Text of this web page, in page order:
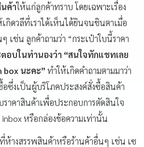
ค้าให้แก่ลูกค้าทราบ โดยเฉพาะเรื่อง
กิดวลีที่เราได้เห็นได้ยินจนชินตาเมื่อ
เช่น ลูกค้าถามว่า “กระเป๋าใบนี้ราคา
อบในทำนองว่า “สนใจทักแชทเลย
box นะคะ” ทำให้เกิดคำถามตามมาว่า
อซึ่งเป็นผู้บริโภคประสงค์สั่งซื้อสินค้า
าคาสินค้าเพื่อประกอบการตัดสินใจ
หรือกล่องข้อความเท่านั้น
างสรรพสินค้าหรือร้านค้าอื่นๆ เช่น เซ